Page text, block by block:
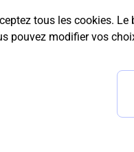
tous les cookies.
pouvez modifier vos